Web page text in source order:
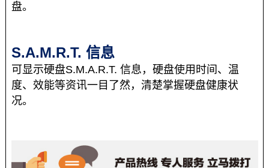
盘。
S.A.M.R.T. 信息
可显示硬盘S.M.A.R.T. 信息，硬盘使用时间、温
度、效能等资讯一目了然，清楚掌握硬盘健康状
况。